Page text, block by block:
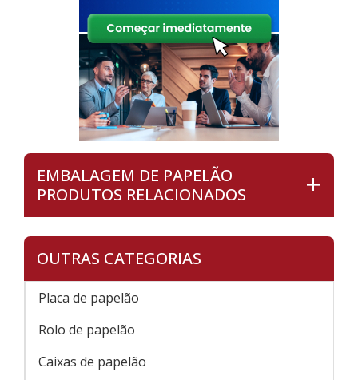
EMBALAGEM DE PAPELÃO
PRODUTOS RELACIONADOS
OUTRAS CATEGORIAS
Placa de papelão
Rolo de papelão
Caixas de papelão